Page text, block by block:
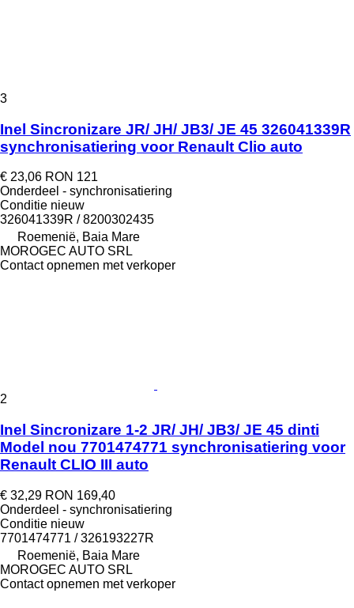
3
Inel Sincronizare JR/ JH/ JB3/ JE 45 326041339R
synchronisatiering voor Renault Clio auto
€ 23,06 RON 121
Onderdeel - synchronisatiering
Conditie nieuw
326041339R / 8200302435
Roemenië, Baia Mare
MOROGEC AUTO SRL
Contact opnemen met verkoper
2
Inel Sincronizare 1-2 JR/ JH/ JB3/ JE 45 dinti
Model nou 7701474771 synchronisatiering voor
Renault CLIO III auto
€ 32,29 RON 169,40
Onderdeel - synchronisatiering
Conditie nieuw
7701474771 / 326193227R
Roemenië, Baia Mare
MOROGEC AUTO SRL
Contact opnemen met verkoper